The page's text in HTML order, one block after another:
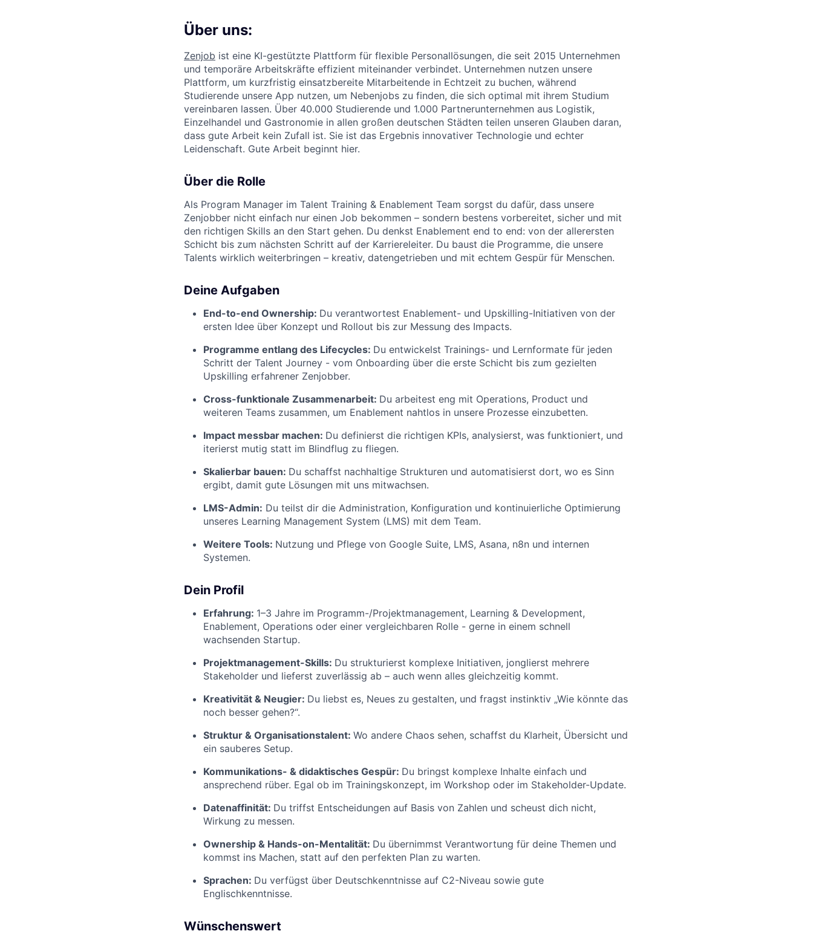
SUBMIT YOUR SUMMARY
Über uns:
Zenjob ist eine KI-gestützte Plattform für flexible Personallösungen, die seit 2015 Unternehmen
und temporäre Arbeitskräfte effizient miteinander verbindet. Unternehmen nutzen unsere
Plattform, um kurzfristig einsatzbereite Mitarbeitende in Echtzeit zu buchen, während
Studierende unsere App nutzen, um Nebenjobs zu finden, die sich optimal mit ihrem Studium
vereinbaren lassen. Über 40.000 Studierende und 1.000 Partnerunternehmen aus Logistik,
Einzelhandel und Gastronomie in allen großen deutschen Städten teilen unseren Glauben daran,
dass gute Arbeit kein Zufall ist. Sie ist das Ergebnis innovativer Technologie und echter
Leidenschaft. Gute Arbeit beginnt hier.
Über die Rolle
Als Program Manager im Talent Training & Enablement Team sorgst du dafür, dass unsere
Zenjobber nicht einfach nur einen Job bekommen – sondern bestens vorbereitet, sicher und mit
den richtigen Skills an den Start gehen. Du denkst Enablement end to end: von der allerersten
Schicht bis zum nächsten Schritt auf der Karriereleiter. Du baust die Programme, die unsere
Talents wirklich weiterbringen – kreativ, datengetrieben und mit echtem Gespür für Menschen.
Deine Aufgaben
End-to-end Ownership: Du verantwortest Enablement- und Upskilling-Initiativen von der
ersten Idee über Konzept und Rollout bis zur Messung des Impacts.
Programme entlang des Lifecycles: Du entwickelst Trainings- und Lernformate für jeden
Schritt der Talent Journey - vom Onboarding über die erste Schicht bis zum gezielten
Upskilling erfahrener Zenjobber.
Cross-funktionale Zusammenarbeit: Du arbeitest eng mit Operations, Product und
weiteren Teams zusammen, um Enablement nahtlos in unsere Prozesse einzubetten.
Impact messbar machen: Du definierst die richtigen KPIs, analysierst, was funktioniert, und
iterierst mutig statt im Blindflug zu fliegen.
Skalierbar bauen: Du schaffst nachhaltige Strukturen und automatisierst dort, wo es Sinn
ergibt, damit gute Lösungen mit uns mitwachsen.
LMS-Admin: Du teilst dir die Administration, Konfiguration und kontinuierliche Optimierung
unseres Learning Management System (LMS) mit dem Team.
Weitere Tools: Nutzung und Pflege von Google Suite, LMS, Asana, n8n und internen
Systemen.
Dein Profil
Erfahrung: 1–3 Jahre im Programm-/Projektmanagement, Learning & Development,
Enablement, Operations oder einer vergleichbaren Rolle - gerne in einem schnell
wachsenden Startup.
Projektmanagement-Skills: Du strukturierst komplexe Initiativen, jonglierst mehrere
Stakeholder und lieferst zuverlässig ab – auch wenn alles gleichzeitig kommt.
Kreativität & Neugier: Du liebst es, Neues zu gestalten, und fragst instinktiv „Wie könnte das
noch besser gehen?“.
Struktur & Organisationstalent: Wo andere Chaos sehen, schaffst du Klarheit, Übersicht und
ein sauberes Setup.
Kommunikations- & didaktisches Gespür: Du bringst komplexe Inhalte einfach und
ansprechend rüber. Egal ob im Trainingskonzept, im Workshop oder im Stakeholder-Update.
Datenaffinität: Du triffst Entscheidungen auf Basis von Zahlen und scheust dich nicht,
Wirkung zu messen.
Ownership & Hands-on-Mentalität: Du übernimmst Verantwortung für deine Themen und
kommst ins Machen, statt auf den perfekten Plan zu warten.
Sprachen: Du verfügst über Deutschkenntnisse auf C2-Niveau sowie gute
Englischkenntnisse.
Wünschenswert